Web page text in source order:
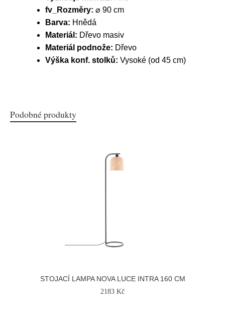
fv_Rozměry: ⌀ 90 cm
Barva: Hnědá
Materiál: Dřevo masiv
Materiál podnože: Dřevo
Výška konf. stolků: Vysoké (od 45 cm)
Podobné produkty
STOJACÍ LAMPA NOVA LUCE INTRA 160 CM
2183 Kč